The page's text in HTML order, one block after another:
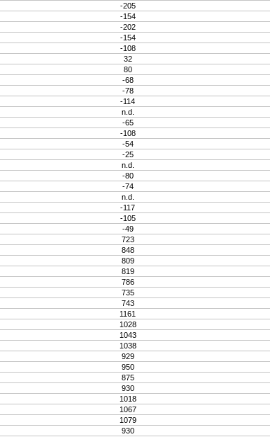
-205
-154
-202
-154
-108
32
80
-68
-78
-114
n.d.
-65
-108
-54
-25
n.d.
-80
-74
n.d.
-117
-105
-49
723
848
809
819
786
735
743
1161
1028
1043
1038
929
950
875
930
1018
1067
1079
930